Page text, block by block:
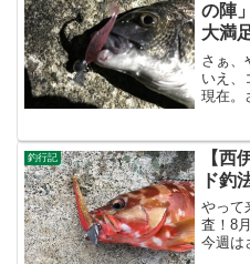
の陣
大満
さぁ、
いえ、
現在。
はあ
合間
釣行記
【西
ド釣
やって
査！8
今週は